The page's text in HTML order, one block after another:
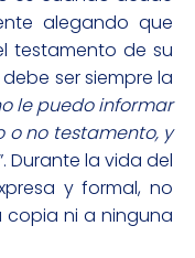
alegando que
testamento de su
ser siempre la
le puedo informar
o no testamento, y
Durante la vida del
y formal, no
copia ni a ninguna